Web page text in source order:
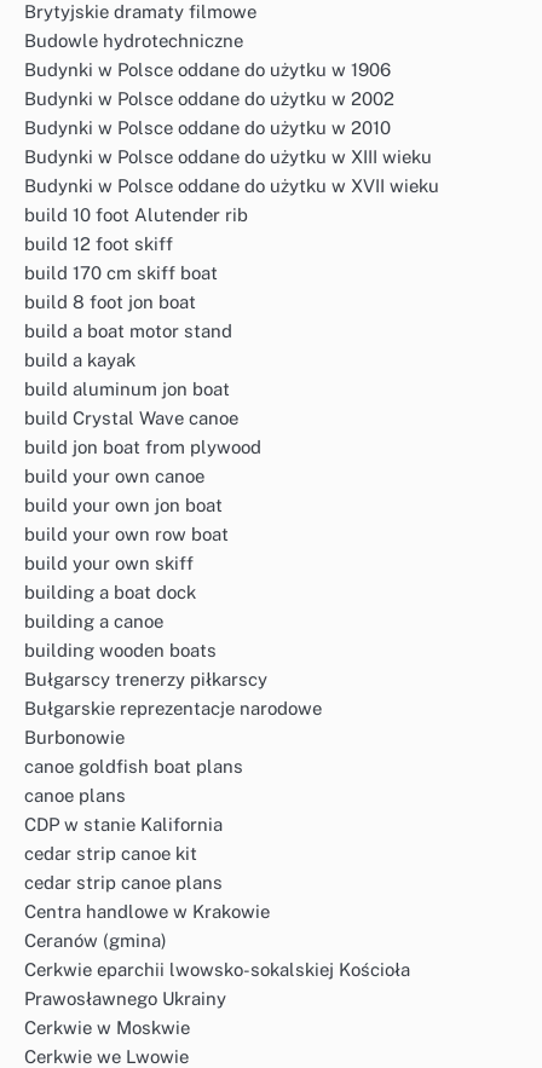
Brytyjskie dramaty filmowe
Budowle hydrotechniczne
Budynki w Polsce oddane do użytku w 1906
Budynki w Polsce oddane do użytku w 2002
Budynki w Polsce oddane do użytku w 2010
Budynki w Polsce oddane do użytku w XIII wieku
Budynki w Polsce oddane do użytku w XVII wieku
build 10 foot Alutender rib
build 12 foot skiff
build 170 cm skiff boat
build 8 foot jon boat
build a boat motor stand
build a kayak
build aluminum jon boat
build Crystal Wave canoe
build jon boat from plywood
build your own canoe
build your own jon boat
build your own row boat
build your own skiff
building a boat dock
building a canoe
building wooden boats
Bułgarscy trenerzy piłkarscy
Bułgarskie reprezentacje narodowe
Burbonowie
canoe goldfish boat plans
canoe plans
CDP w stanie Kalifornia
cedar strip canoe kit
cedar strip canoe plans
Centra handlowe w Krakowie
Ceranów (gmina)
Cerkwie eparchii lwowsko-sokalskiej Kościoła
Prawosławnego Ukrainy
Cerkwie w Moskwie
Cerkwie we Lwowie